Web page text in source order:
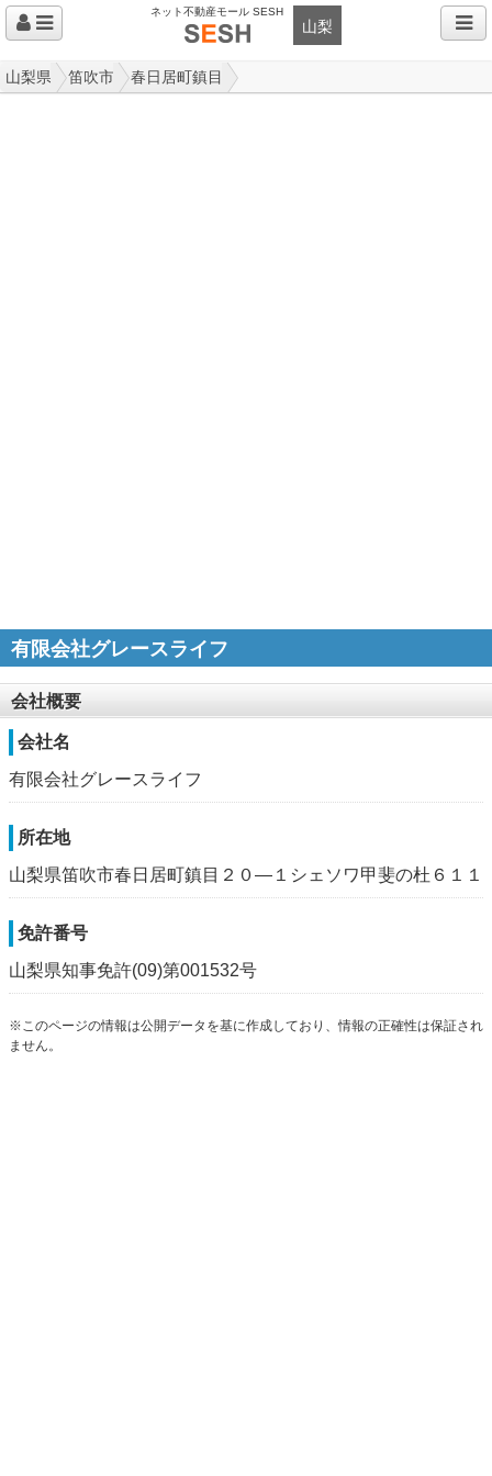
ネット不動産モール SESH
山梨
山梨県 笛吹市 春日居町鎮目
有限会社グレースライフ
会社概要
会社名
有限会社グレースライフ
所在地
山梨県笛吹市春日居町鎮目２０―１シェソワ甲斐の杜６１１
免許番号
山梨県知事免許(09)第001532号
※このページの情報は公開データを基に作成しており、情報の正確性は保証され
ません。